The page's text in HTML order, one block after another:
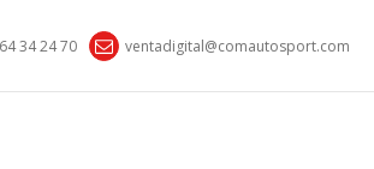
34 24 70 ventadigital@comautosport.com